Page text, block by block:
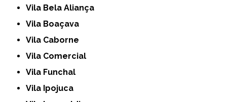
Vila Bela Aliança
Vila Boaçava
Vila Caborne
Vila Comercial
Vila Funchal
Vila Ipojuca